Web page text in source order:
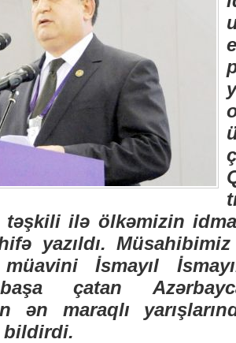
təşkili ilə ölkəmizin
yazıldı.
İsmayıl
çatan
ən maraqlı